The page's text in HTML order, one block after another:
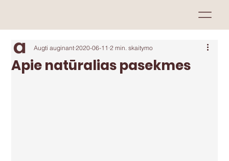
Apie natūralias pasekmes
Augti auginant 2020-06-11 2 min. skaitymo